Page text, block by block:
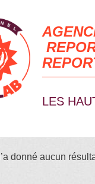
LES
donné aucun